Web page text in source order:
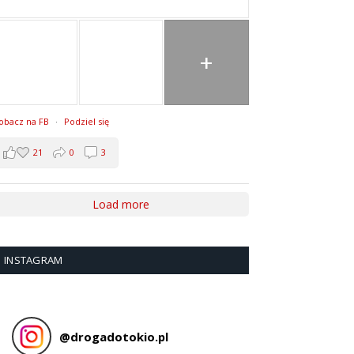
+
na FB · Podziel się
21 0 3
Load more
INSTAGRAM
@drogadotokio.pl